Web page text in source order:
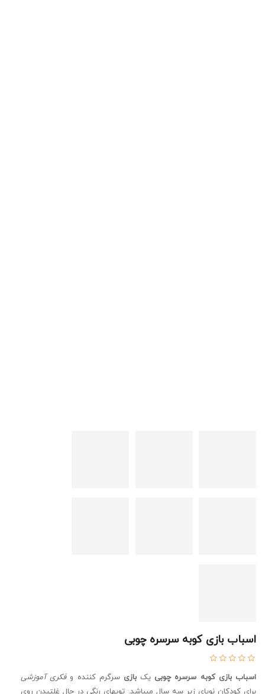
اسباب بازی کوبه سرسره چوبی
اسباب بازی کوبه سرسره چوبی یکبازی سرگرم کننده وفکری آموزشی
برای کودکان نوپای زیر سه سال میباشد. توپهای رنگی در حال غلتیدن روی